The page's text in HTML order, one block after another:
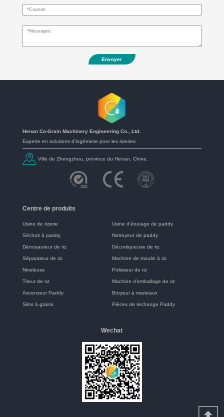
Envoyer
Henan Co-Grain Machinery Engineering Co., Ltd.
Experte en solutions d’ingénierie pour les rizeries
Ville de Zhengzhou, province du Henan, Chine.
Centre de produits
Usine de rizerie Usine d’étuvage de paddy
Séchoir à paddy Nettoyeur de paddy
Dénoyauteur de riz Décortiqueuse de riz
Séparateur de riz Machine de moulin à riz
Niveleuse Polisseur de riz
Trieur de riz Machine d’emballage de riz
Ascenseur Paddy Broyeur à marteaux
Silos à grains Pièces de rechange Paddy
Wechat